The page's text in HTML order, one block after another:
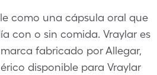
como una cápsula oral que
con o sin comida. Vraylar es
fabricado por Allegar,
disponible para Vraylar